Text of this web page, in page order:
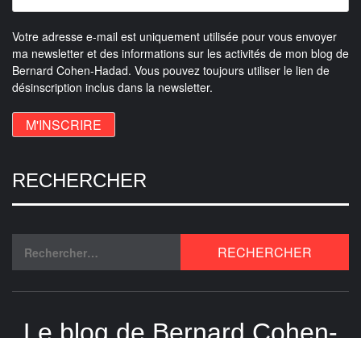
Votre adresse e-mail est uniquement utilisée pour vous envoyer
ma newsletter et des informations sur les activités de mon blog de
Bernard Cohen-Hadad. Vous pouvez toujours utiliser le lien de
désinscription inclus dans la newsletter.
RECHERCHER